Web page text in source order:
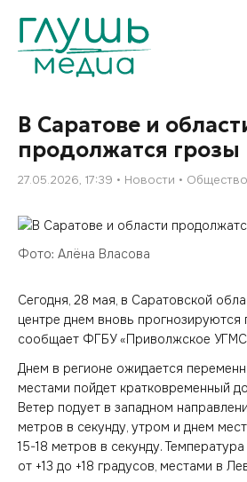
В Саратове и
продолжатся грозы
27.05.2026, 17:39 Новости Общество
Фото: Алёна Власова
Сегодня, 28 мая, в Саратовской
центре днем вновь прогнозируются
сообщает ФГБУ «Приволжское
Днем в регионе ожидается
местами пойдет кратковременный
Ветер подует в западном
метров в секунду, утром и днем
15-18 метров в секунду.
от +13 до +18 градусов, местами в